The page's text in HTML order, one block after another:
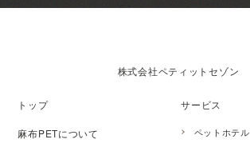
株式会社ペティットセゾン
トップ
麻布PETについて
サービス
ペットホテル